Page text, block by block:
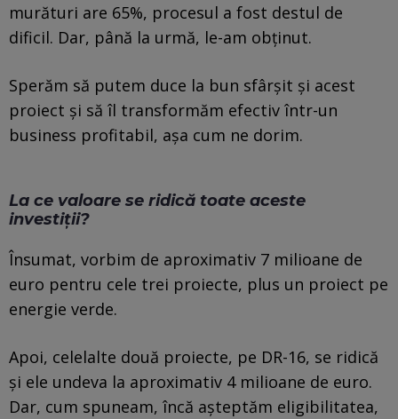
murături are 65%, procesul a fost destul de
dificil. Dar, până la urmă, le-am obținut.
Sperăm să putem duce la bun sfârșit și acest
proiect și să îl transformăm efectiv într-un
business profitabil, așa cum ne dorim.
La ce valoare se ridică toate aceste
investiții?
Însumat, vorbim de aproximativ 7 milioane de
euro pentru cele trei proiecte, plus un proiect pe
energie verde.
Apoi, celelalte două proiecte, pe DR-16, se ridică
și ele undeva la aproximativ 4 milioane de euro.
Dar, cum spuneam, încă așteptăm eligibilitatea,